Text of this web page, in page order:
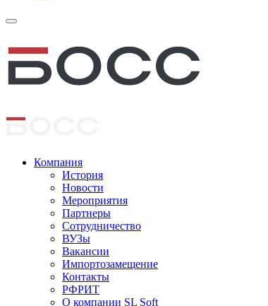
Компания
История
Новости
Мероприятия
Партнеры
Сотрудничество
ВУЗы
Вакансии
Импортозамещение
Контакты
РФРИТ
О компании SL Soft